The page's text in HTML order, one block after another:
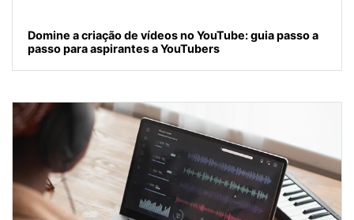
Domine a criação de vídeos no YouTube: guia passo a
passo para aspirantes a YouTubers